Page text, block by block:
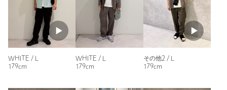
3217-4-000071
投稿日： 2026年5月29日
購入サイズ：XL
購入カラー：BLACK
購入商品のサイズ感：ちょうどよい
合わせやすく子供っぽくならないフォトTです？
WHITE / L
179cm
WHITE / L
179cm
その他2 / L
179cm